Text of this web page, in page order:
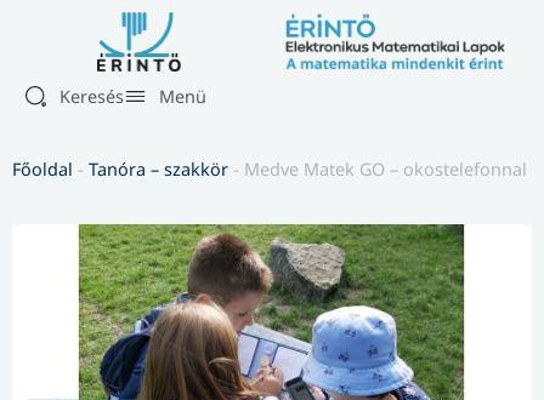
Keresés Menü
Főoldal - Tanóra – szakkör - Medve Matek GO – okostelefonnal